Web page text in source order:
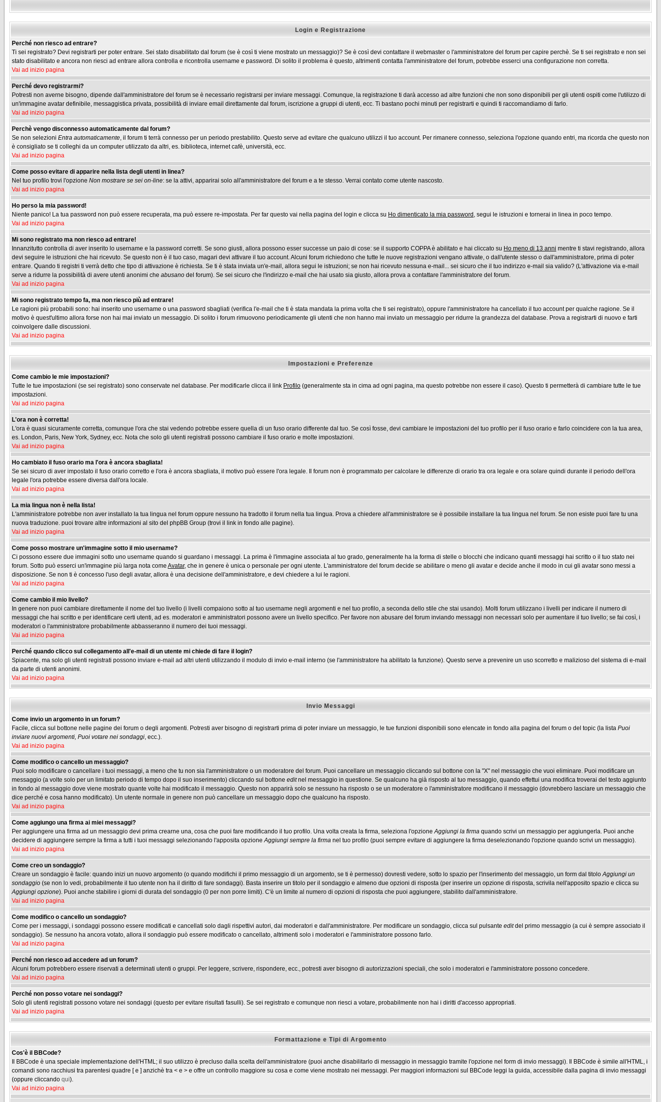
Login e Registrazione
Perché non riesco ad entrare?
Ti sei registrato? Devi registrarti per poter entrare. Sei stato disabilitato dal forum (se è così ti viene mostrato un messaggio)? Se è così devi contattare il webmaster o l'amministratore del forum per capire perchè. Se ti sei registrato e non sei
stato disabilitato e ancora non riesci ad entrare allora controlla e ricontrolla username e password. Di solito il problema è questo, altrimenti contatta l'amministratore del forum, potrebbe esserci una configurazione non corretta.
Vai ad inizio pagina
Perché devo registrarmi?
Potresti non averne bisogno, dipende dall'amministratore del forum se è necessario registrarsi per inviare messaggi. Comunque, la registrazione ti darà accesso ad altre funzioni che non sono disponibili per gli utenti ospiti come l'utilizzo di
un'immagine avatar definibile, messaggistica privata, possibilità di inviare email direttamente dal forum, iscrizione a gruppi di utenti, ecc. Ti bastano pochi minuti per registrarti e quindi ti raccomandiamo di farlo.
Vai ad inizio pagina
Perchè vengo disconnesso automaticamente dal forum?
Se non selezioni Entra automaticamente, il forum ti terrà connesso per un periodo prestabilito. Questo serve ad evitare che qualcuno utilizzi il tuo account. Per rimanere connesso, seleziona l'opzione quando entri, ma ricorda che questo non
è consigliato se ti colleghi da un computer utilizzato da altri, es. biblioteca, internet cafè, università, ecc.
Vai ad inizio pagina
Come posso evitare di apparire nella lista degli utenti in linea?
Nel tuo profilo trovi l'opzione Non mostrare se sei on-line: se la attivi, apparirai solo all'amministratore del forum e a te stesso. Verrai contato come utente nascosto.
Vai ad inizio pagina
Ho perso la mia password!
Niente panico! La tua password non può essere recuperata, ma può essere re-impostata. Per far questo vai nella pagina del login e clicca su Ho dimenticato la mia password , segui le istruzioni e tornerai in linea in poco tempo.
Vai ad inizio pagina
Mi sono registrato ma non riesco ad entrare!
Innanzitutto controlla di aver inserito lo username e la password corretti. Se sono giusti, allora possono esser successe un paio di cose: se il supporto COPPA è abilitato e hai cliccato su Ho meno di 13 anni mentre ti stavi registrando, allora
devi seguire le istruzioni che hai ricevuto. Se questo non è il tuo caso, magari devi attivare il tuo account. Alcuni forum richiedono che tutte le nuove registrazioni vengano attivate, o dall'utente stesso o dall'amministratore, prima di poter
entrare. Quando ti registri ti verrà detto che tipo di attivazione è richiesta. Se ti è stata inviata un'e-mail, allora segui le istruzioni; se non hai ricevuto nessuna e-mail... sei sicuro che il tuo indirizzo e-mail sia valido? (L'attivazione via e-mail
serve a ridurre la possibilità di avere utenti anonimi che abusano del forum). Se sei sicuro che l'indirizzo e-mail che hai usato sia giusto, allora prova a contattare l'amministratore del forum.
Vai ad inizio pagina
Mi sono registrato tempo fa, ma non riesco più ad entrare!
Le ragioni più probabili sono: hai inserito uno username o una password sbagliati (verifica l'e-mail che ti è stata mandata la prima volta che ti sei registrato), oppure l'amministratore ha cancellato il tuo account per qualche ragione. Se il
motivo è quest'ultimo allora forse non hai mai inviato un messaggio. Di solito i forum rimuovono periodicamente gli utenti che non hanno mai inviato un messaggio per ridurre la grandezza del database. Prova a registrarti di nuovo e farti
coinvolgere dalle discussioni.
Vai ad inizio pagina
Impostazioni e Preferenze
Come cambio le mie impostazioni?
Tutte le tue impostazioni (se sei registrato) sono conservate nel database. Per modificarle clicca il link Profilo (generalmente sta in cima ad ogni pagina, ma questo potrebbe non essere il caso). Questo ti permetterà di cambiare tutte le tue
impostazioni.
Vai ad inizio pagina
L'ora non è corretta!
L'ora è quasi sicuramente corretta, comunque l'ora che stai vedendo potrebbe essere quella di un fuso orario differente dal tuo. Se così fosse, devi cambiare le impostazioni del tuo profilo per il fuso orario e farlo coincidere con la tua area,
es. London, Paris, New York, Sydney, ecc. Nota che solo gli utenti registrati possono cambiare il fuso orario e molte impostazioni.
Vai ad inizio pagina
Ho cambiato il fuso orario ma l'ora è ancora sbagliata!
Se sei sicuro di aver impostato il fuso orario corretto e l'ora è ancora sbagliata, il motivo può essere l'ora legale. Il forum non è programmato per calcolare le differenze di orario tra ora legale e ora solare quindi durante il periodo dell'ora
legale l'ora potrebbe essere diversa dall'ora locale.
Vai ad inizio pagina
La mia lingua non è nella lista!
L'amministratore potrebbe non aver installato la tua lingua nel forum oppure nessuno ha tradotto il forum nella tua lingua. Prova a chiedere all'amministratore se è possibile installare la tua lingua nel forum. Se non esiste puoi fare tu una
nuova traduzione. puoi trovare altre informazioni al sito del phpBB Group (trovi il link in fondo alle pagine).
Vai ad inizio pagina
Come posso mostrare un'immagine sotto il mio username?
Ci possono essere due immagini sotto uno username quando si guardano i messaggi. La prima è l'immagine associata al tuo grado, generalmente ha la forma di stelle o blocchi che indicano quanti messaggi hai scritto o il tuo stato nei
forum. Sotto può esserci un'immagine più larga nota come Avatar, che in genere è unica o personale per ogni utente. L'amministratore del forum decide se abilitare o meno gli avatar e decide anche il modo in cui gli avatar sono messi a
disposizione. Se non ti è concesso l'uso degli avatar, allora è una decisione dell'amministratore, e devi chiedere a lui le ragioni.
Vai ad inizio pagina
Come cambio il mio livello?
In genere non puoi cambiare direttamente il nome del tuo livello (i livelli compaiono sotto al tuo username negli argomenti e nel tuo profilo, a seconda dello stile che stai usando). Molti forum utilizzano i livelli per indicare il numero di
messaggi che hai scritto e per identificare certi utenti, ad es. moderatori e amministratori possono avere un livello specifico. Per favore non abusare del forum inviando messaggi non necessari solo per aumentare il tuo livello; se fai così, i
moderatori o l'amministratore probabilmente abbasseranno il numero dei tuoi messaggi.
Vai ad inizio pagina
Perché quando clicco sul collegamento all'e-mail di un utente mi chiede di fare il login?
Spiacente, ma solo gli utenti registrati possono inviare e-mail ad altri utenti utilizzando il modulo di invio e-mail interno (se l'amministratore ha abilitato la funzione). Questo serve a prevenire un uso scorretto e malizioso del sistema di e-mail
da parte di utenti anonimi.
Vai ad inizio pagina
Invio Messaggi
Come invio un argomento in un forum?
Facile, clicca sul bottone nelle pagine dei forum o degli argomenti. Potresti aver bisogno di registrarti prima di poter inviare un messaggio, le tue funzioni disponibili sono elencate in fondo alla pagina del forum o del topic (la lista Puoi
inviare nuovi argomenti, Puoi votare nei sondaggi, ecc.).
Vai ad inizio pagina
Come modifico o cancello un messaggio?
Puoi solo modificare o cancellare i tuoi messaggi, a meno che tu non sia l'amministratore o un moderatore del forum. Puoi cancellare un messaggio cliccando sul bottone con la "X" nel messaggio che vuoi eliminare. Puoi modificare un
messaggio (a volte solo per un limitato periodo di tempo dopo il suo inserimento) cliccando sul bottone editnel messaggio in questione. Se qualcuno ha già risposto al tuo messaggio, quando effettui una modifica troverai del testo aggiunto
in fondo al messaggio dove viene mostrato quante volte hai modificato il messaggio. Questo non apparirà solo se nessuno ha risposto o se un moderatore o l'amministratore modificano il messaggio (dovrebbero lasciare un messaggio che
dice perché e cosa hanno modificato). Un utente normale in genere non può cancellare un messaggio dopo che qualcuno ha risposto.
Vai ad inizio pagina
Come aggiungo una firma ai miei messaggi?
Per aggiungere una firma ad un messaggio devi prima crearne una, cosa che puoi fare modificando il tuo profilo. Una volta creata la firma, seleziona l'opzioneAggiungi la firma quando scrivi un messaggio per aggiungerla. Puoi anche
decidere di aggiungere sempre la firma a tutti i tuoi messaggi selezionando l'apposita opzioneAggiungi sempre la firma nel tuo profilo (puoi sempre evitare di aggiungere la firma deselezionando l'opzione quando scrivi un messaggio).
Vai ad inizio pagina
Come creo un sondaggio?
Creare un sondaggio è facile: quando inizi un nuovo argomento (o quando modifichi il primo messaggio di un argomento, se ti è permesso) dovresti vedere, sotto lo spazio per l'inserimento del messaggio, un form dal titoloAggiungi un
sondaggio (se non lo vedi, probabilmente il tuo utente non ha il diritto di fare sondaggi). Basta inserire un titolo per il sondaggio e almeno due opzioni di risposta (per inserire un opzione di risposta, scrivila nell'apposito spazio e clicca su
Aggiungi opzione). Puoi anche stabilire i giorni di durata del sondaggio (0 per non porre limiti). C'è un limite al numero di opzioni di risposta che puoi aggiungere, stabilito dall'amministratore.
Vai ad inizio pagina
Come modifico o cancello un sondaggio?
Come per i messaggi, i sondaggi possono essere modificati e cancellati solo dagli rispettivi autori, dai moderatori e dall'amministratore. Per modificare un sondaggio, clicca sul pulsante editdel primo messaggio (a cui è sempre associato il
sondaggio). Se nessuno ha ancora votato, allora il sondaggio può essere modificato o cancellato, altrimenti solo i moderatori e l'amministratore possono farlo.
Vai ad inizio pagina
Perché non riesco ad accedere ad un forum?
Alcuni forum potrebbero essere riservati a determinati utenti o gruppi. Per leggere, scrivere, rispondere, ecc., potresti aver bisogno di autorizzazioni speciali, che solo i moderatori e l'amministratore possono concedere.
Vai ad inizio pagina
Perché non posso votare nei sondaggi?
Solo gli utenti registrati possono votare nei sondaggi (questo per evitare risultati fasulli). Se sei registrato e comunque non riesci a votare, probabilmente non hai i diritti d'accesso appropriati.
Vai ad inizio pagina
Formattazione e Tipi di Argomento
Cos'è il BBCode?
Il BBCode è una speciale implementazione dell'HTML; il suo utilizzo è precluso dalla scelta dell'amministratore (puoi anche disabilitarlo di messaggio in messaggio tramite l'opzione nel form di invio messaggi). Il BBCode è simile all'HTML, i
comandi sono racchiusi tra parentesi quadre [ e ] anzichè tra < e > e offre un controllo maggiore su cosa e come viene mostrato nei messaggi. Per maggiori informazioni sul BBCode leggi la guida, accessibile dalla pagina di invio messaggi
(oppure cliccando qui).
Vai ad inizio pagina